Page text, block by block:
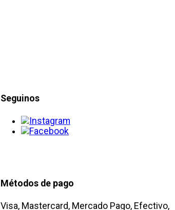
Seguinos
Métodos de pago
Visa, Mastercard, Mercado Pago, Efectivo,